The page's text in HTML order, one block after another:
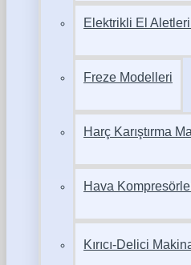
Elektrikli El
Freze Modelleri
Harç Karıştırma
Hava
Kırıcı-Delici